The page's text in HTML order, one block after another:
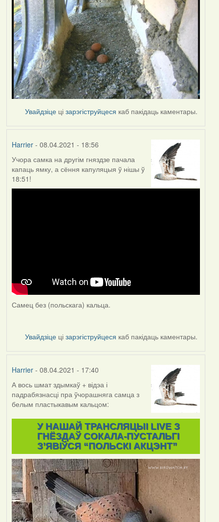
Увайдзіце цізарэгіструйцеся каб пакідаць каментары.
Harrier- 08.04.2021 - 18:56
Учора самка на другім гняздзе пачала
капаць ямку, а сёння капуляцыя ў нішы ў
18:51!
Самец без (польскага) кальца.
Увайдзіце цізарэгіструйцеся каб пакідаць каментары.
Harrier- 08.04.2021 - 17:40
А вось шмат здымкаў + відэа і
падрабязнасці пра ўчорашняга самца з
белым пластыкавым кальцом:
У НАШАЙ ТРАНСЛЯЦЫІ LIVE З
ГНЁЗДАЎ СОКАЛА-ПУСТАЛЬГІ
З’ЯВІЎСЯ “ПОЛЬСКІ АКЦЭНТ”